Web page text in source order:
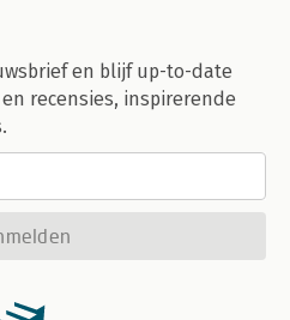
en blijf up-to-date
recensies, inspirerende